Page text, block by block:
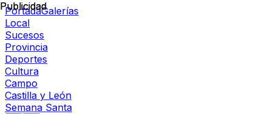
PortadaGalerías
Local
Sucesos
Provincia
Deportes
Cultura
Campo
Castilla y León
Semana Santa
Publicidad
Publicidad